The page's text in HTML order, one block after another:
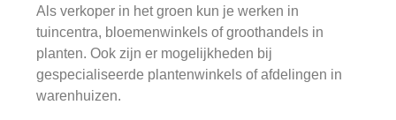
Als verkoper in het groen kun je werken in
tuincentra, bloemenwinkels of groothandels in
planten. Ook zijn er mogelijkheden bij
gespecialiseerde plantenwinkels of afdelingen in
warenhuizen.